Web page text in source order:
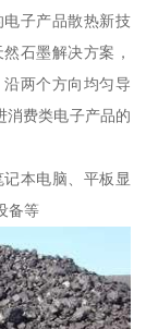
子产品散热新技
石墨解决方案，
两个方向均匀导
消费类电子产品的
本电脑、平板显
备等